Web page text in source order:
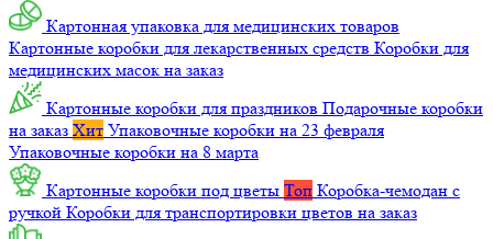
Картонная упаковка для медицинских товаров
Картонные коробки для лекарственных средств Коробки для
медицинских масок на заказ
Картонные коробки для праздников Подарочные коробки
на заказ Хит Упаковочные коробки на 23 февраля
Упаковочные коробки на 8 марта
Картонные коробки под цветы Топ Коробка-чемодан с
ручкой Коробки для транспортировки цветов на заказ